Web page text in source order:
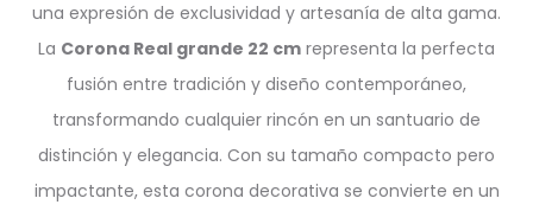
una expresión de exclusividad y artesanía de alta gama.
La Corona Real grande 22 cm representa la perfecta
fusión entre tradición y diseño contemporáneo,
transformando cualquier rincón en un santuario de
distinción y elegancia. Con su tamaño compacto pero
impactante, esta corona decorativa se convierte en un